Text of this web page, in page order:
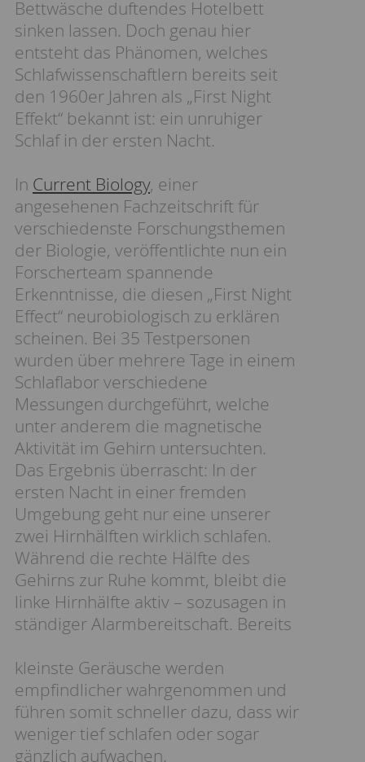
Bettwäsche duftendes Hotelbett
sinken lassen. Doch genau hier
entsteht das Phänomen, welches
Schlafwissenschaftlern bereits seit
den 1960er Jahren als „First Night
Effekt“ bekannt ist: ein unruhiger
Schlaf in der ersten Nacht.
In Current Biology, einer
angesehenen Fachzeitschrift für
verschiedenste Forschungsthemen
der Biologie, veröffentlichte nun ein
Forscherteam spannende
Erkenntnisse, die diesen „First Night
Effect“ neurobiologisch zu erklären
scheinen. Bei 35 Testpersonen
wurden über mehrere Tage in einem
Schlaflabor verschiedene
Messungen durchgeführt, welche
unter anderem die magnetische
Aktivität im Gehirn untersuchten.
Das Ergebnis überrascht: In der
ersten Nacht in einer fremden
Umgebung geht nur eine unserer
zwei Hirnhälften wirklich schlafen.
Während die rechte Hälfte des
Gehirns zur Ruhe kommt, bleibt die
linke Hirnhälfte aktiv – sozusagen in
ständiger Alarmbereitschaft. Bereits
kleinste Geräusche werden
empfindlicher wahrgenommen und
führen somit schneller dazu, dass wir
weniger tief schlafen oder sogar
gänzlich aufwachen.